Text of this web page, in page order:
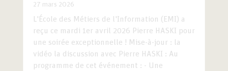
27 mars 2026
L'École des Métiers de l'Information (EMI) a
reçu ce mardi 1er avril 2026 Pierre HASKI pour
une soirée exceptionnelle ! Mise-à-jour : la
vidéo la discussion avec Pierre HASKI : Au
programme de cet événement : - Une